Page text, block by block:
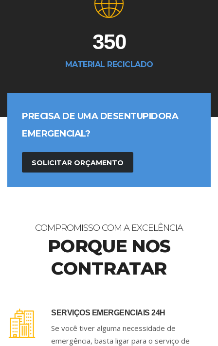
350
MATERIAL RECICLADO
PRECISA DE UMA DESENTUPIDORA
EMERGENCIAL?
SOLICITAR ORÇAMENTO
COMPROMISSO COM A EXCELÊNCIA
PORQUE NOS
CONTRATAR
SERVIÇOS EMERGENCIAIS 24H
Se você tiver alguma necessidade de
emergência, basta ligar para o serviço de